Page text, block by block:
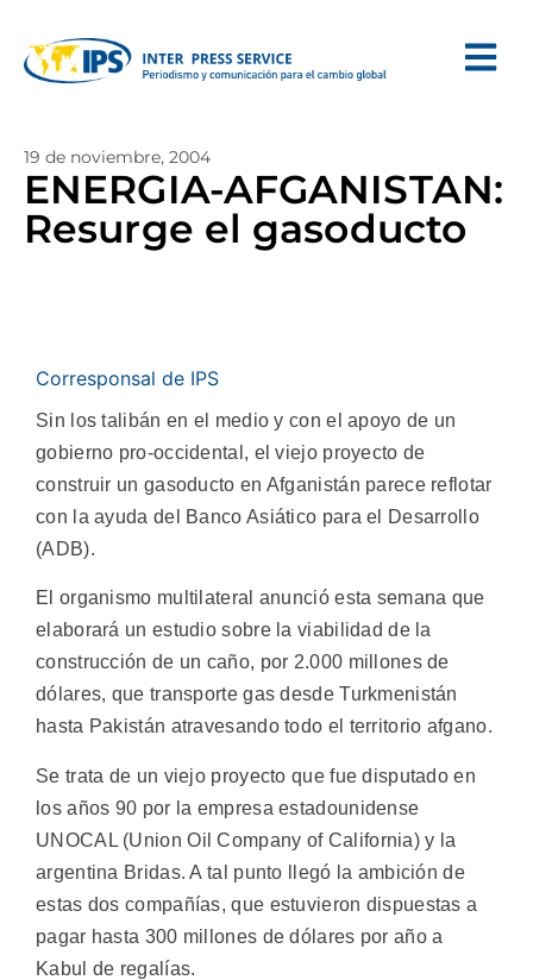
19 de noviembre, 2004
ENERGIA-AFGANISTAN:
Resurge el gasoducto
Corresponsal de IPS
Sin los talibán en el medio y con el apoyo de un
gobierno pro-occidental, el viejo proyecto de
construir un gasoducto en Afganistán parece reflotar
con la ayuda del Banco Asiático para el Desarrollo
(ADB).
El organismo multilateral anunció esta semana que
elaborará un estudio sobre la viabilidad de la
construcción de un caño, por 2.000 millones de
dólares, que transporte gas desde Turkmenistán
hasta Pakistán atravesando todo el territorio afgano.
Se trata de un viejo proyecto que fue disputado en
los años 90 por la empresa estadounidense
UNOCAL (Union Oil Company of California) y la
argentina Bridas. A tal punto llegó la ambición de
estas dos compañías, que estuvieron dispuestas a
pagar hasta 300 millones de dólares por año a
Kabul de regalías.